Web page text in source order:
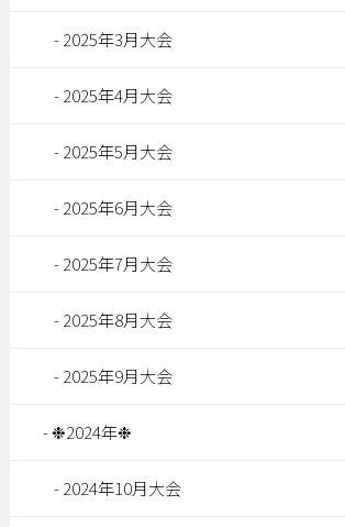
2025年3月大会
2025年4月大会
2025年5月大会
2025年6月大会
2025年7月大会
2025年8月大会
2025年9月大会
❉2024年❉
2024年10月大会